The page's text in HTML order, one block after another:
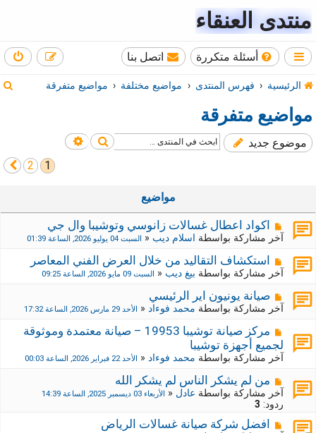
منتدى العنقاء
أسئلة متكررة اتصل بنا
الرئيسية فهرس المنتدى مواضيع مختلفة مواضيع متفرقة
ب
مواضيع متفرقة
موضوع جديد بحث بحث متقدم
1
2التالي
مواضيع
اكواد اعطال غسالات زانوسي وتوشيبا وال جي
آخر مشاركة بواسطة اسلام ديب« السبت 04 يوليو 2026, الساعة 01:39
استكشاف التقاليد من خلال العرض الفني المعاصر
آخر مشاركة بواسطة بيغ ديب« السبت 09 مايو 2026, الساعة 09:25
صيانة يونيون اير الرئيسي
آخر مشاركة بواسطة محمد فوءاد« الأحد 29 مارس 2026, الساعة 17:32
مركز صيانة توشيبا 19953 – صيانة معتمدة وموثوقة
لجميع أجهزة توشيبا
آخر مشاركة بواسطة محمد فوءاد« الأحد 22 فبراير 2026, الساعة 00:03
من لم يشكر الناس لم يشكر الله
آخر مشاركة بواسطة عادل « الأربعاء 03 ديسمبر 2025, الساعة 14:39
ردود: 3
افضل شركة صيانة غسالات الرياض